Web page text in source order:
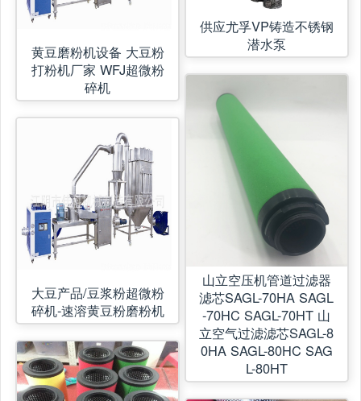
黄豆磨粉机设备 大豆粉
打粉机厂家 WFJ超微粉
碎机
大豆产品/豆浆粉超微粉
碎机-速溶黄豆粉磨粉机
供应尤孚VP铸造不锈钢
潜水泵
山立空压机管道过滤器
滤芯SAGL-70HA SAGL
-70HC SAGL-70HT 山
立空气过滤滤芯SAGL-8
0HA SAGL-80HC SAG
L-80HT